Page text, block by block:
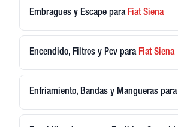
Embragues y Escape para FiatSiena
Encendido, Filtros y Pcv para FiatSiena
Enfriamiento, Bandas y Mangueras para